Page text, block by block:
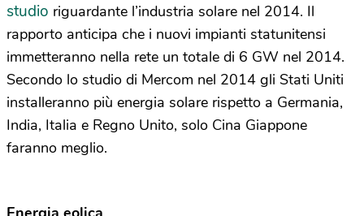
studio riguardante l’industria solare nel 2014. Il
rapporto anticipa che i nuovi impianti statunitensi
immetteranno nella rete un totale di 6 GW nel 2014.
Secondo lo studio di Mercom nel 2014 gli Stati Uniti
installeranno più energia solare rispetto a Germania,
India, Italia e Regno Unito, solo Cina Giappone
faranno meglio.